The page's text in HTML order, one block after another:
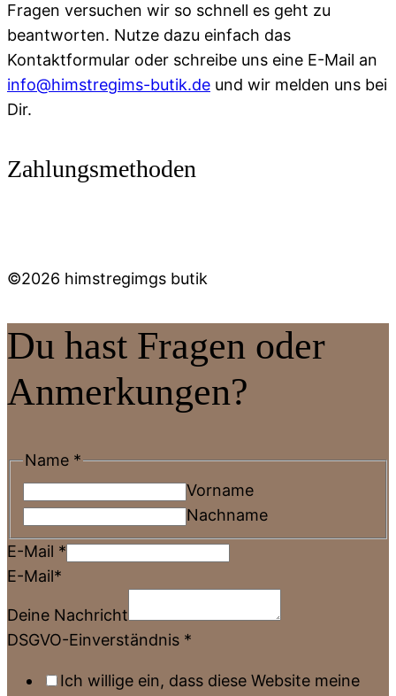
Fragen versuchen wir so schnell es geht zu
beantworten. Nutze dazu einfach das
Kontaktformular oder schreibe uns eine E-Mail an
info@himstregims-butik.de und wir melden uns bei
Dir.
Zahlungsmethoden
©2026 himstregimgs butik
Du hast Fragen oder
Anmerkungen?
Name *
Vorname
Nachname
E-Mail *
E-Mail*
Deine Nachricht
DSGVO-Einverständnis *
Ich willige ein, dass diese Website meine